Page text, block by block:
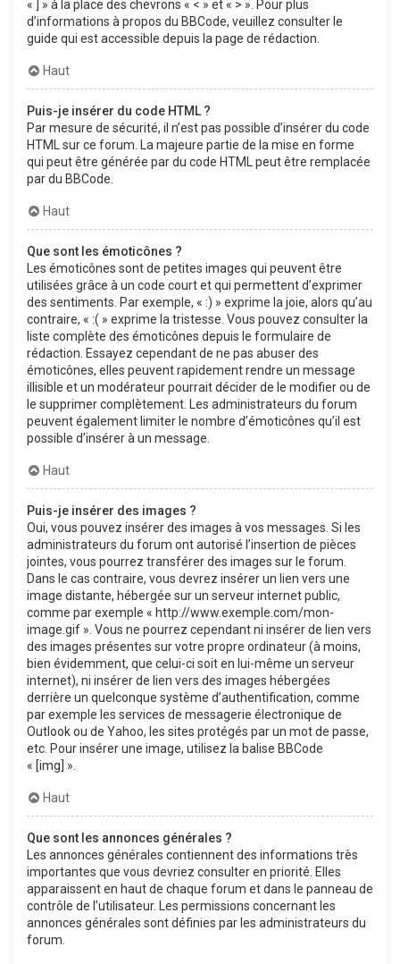
« ] » à la place des chevrons « < » et « > ». Pour plus
d’informations à propos du BBCode, veuillez consulter le
guide qui est accessible depuis la page de rédaction.
Haut
Puis-je insérer du code HTML ?
Par mesure de sécurité, il n’est pas possible d’insérer du code
HTML sur ce forum. La majeure partie de la mise en forme
qui peut être générée par du code HTML peut être remplacée
par du BBCode.
Haut
Que sont les émoticônes ?
Les émoticônes sont de petites images qui peuvent être
utilisées grâce à un code court et qui permettent d’exprimer
des sentiments. Par exemple, « :) » exprime la joie, alors qu’au
contraire, « :( » exprime la tristesse. Vous pouvez consulter la
liste complète des émoticônes depuis le formulaire de
rédaction. Essayez cependant de ne pas abuser des
émoticônes, elles peuvent rapidement rendre un message
illisible et un modérateur pourrait décider de le modifier ou de
le supprimer complètement. Les administrateurs du forum
peuvent également limiter le nombre d’émoticônes qu’il est
possible d’insérer à un message.
Haut
Puis-je insérer des images ?
Oui, vous pouvez insérer des images à vos messages. Si les
administrateurs du forum ont autorisé l’insertion de pièces
jointes, vous pourrez transférer des images sur le forum.
Dans le cas contraire, vous devrez insérer un lien vers une
image distante, hébergée sur un serveur internet public,
comme par exemple « http://www.exemple.com/mon-
image.gif ». Vous ne pourrez cependant ni insérer de lien vers
des images présentes sur votre propre ordinateur (à moins,
bien évidemment, que celui-ci soit en lui-même un serveur
internet), ni insérer de lien vers des images hébergées
derrière un quelconque système d’authentification, comme
par exemple les services de messagerie électronique de
Outlook ou de Yahoo, les sites protégés par un mot de passe,
etc. Pour insérer une image, utilisez la balise BBCode
« [img] ».
Haut
Que sont les annonces générales ?
Les annonces générales contiennent des informations très
importantes que vous devriez consulter en priorité. Elles
apparaissent en haut de chaque forum et dans le panneau de
contrôle de l’utilisateur. Les permissions concernant les
annonces générales sont définies par les administrateurs du
forum.